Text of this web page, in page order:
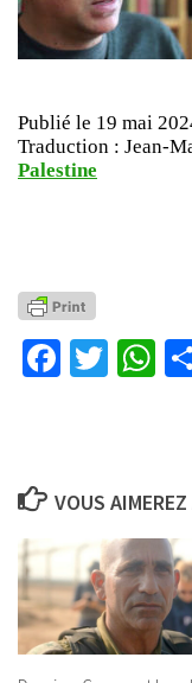
Publié le 19 mai
Traduction : Jean-
Palestine
VOUS